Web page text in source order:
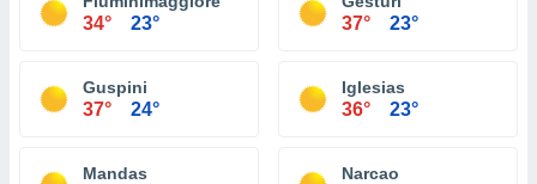
34° 23° 37° 23°
Guspini
37° 24°
Iglesias
36° 23°
Mandas Narcao